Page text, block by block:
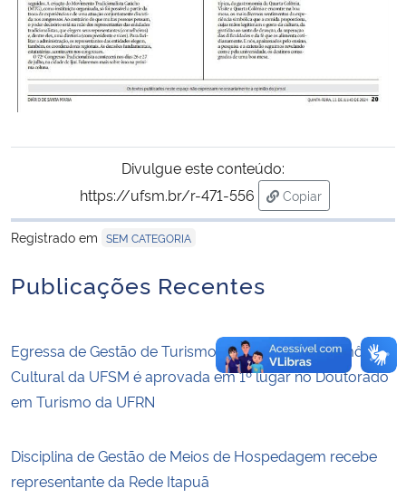
Banco Central do Brasil
Planalto
Divulgue este conteúdo:
https://ufsm.br/r-471-556
Copiar
para área de
Registrado em SEM CATEGORIA
Publicações Recentes
Egressa de Gestão de Turismo e do PPG em Patrimônio
Cultural da UFSM é aprovada em 1º lugar no Doutorado
em Turismo da UFRN
Disciplina de Gestão de Meios de Hospedagem recebe
representante da Rede Itapuã